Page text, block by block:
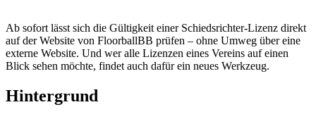
Ab sofort lässt sich die Gültigkeit einer Schiedsrichter-Lizenz direkt
auf der Website von FloorballBB prüfen – ohne Umweg über eine
externe Website. Und wer alle Lizenzen eines Vereins auf einen
Blick sehen möchte, findet auch dafür ein neues Werkzeug.
Hintergrund